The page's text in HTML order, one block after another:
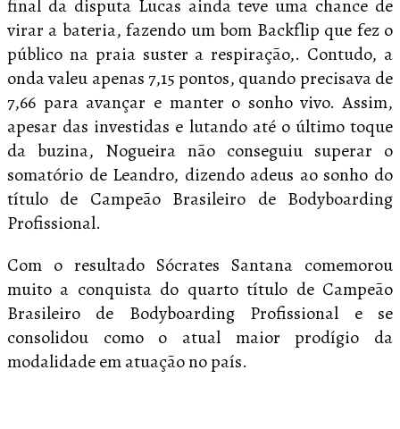
final da disputa Lucas ainda teve uma chance de
virar a bateria, fazendo um bom Backflip que fez o
público na praia suster a respiração,. Contudo, a
onda valeu apenas 7,15 pontos, quando precisava de
7,66 para avançar e manter o sonho vivo. Assim,
apesar das investidas e lutando até o último toque
da buzina, Nogueira não conseguiu superar o
somatório de Leandro, dizendo adeus ao sonho do
título de Campeão Brasileiro de Bodyboarding
Profissional.
Com o resultado Sócrates Santana comemorou
muito a conquista do quarto título de Campeão
Brasileiro de Bodyboarding Profissional e se
consolidou como o atual maior prodígio da
modalidade em atuação no país.